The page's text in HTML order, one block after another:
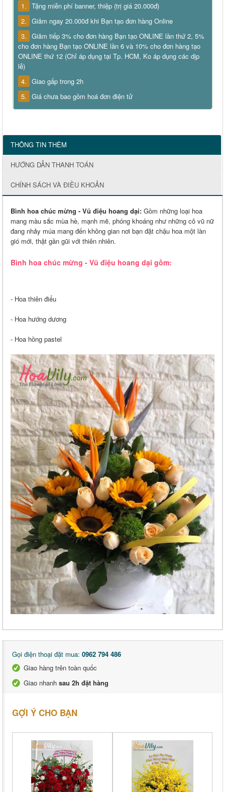
1. Tặng miễn phí banner, thiệp (trị giá 20.000đ)
2. Giảm ngay 20.000đ khi Bạn tạo đơn hàng Online
3. Giảm tiếp 3% cho đơn hàng Bạn tạo ONLINE lần thứ 2, 5%
cho đơn hàng Bạn tạo ONLINE lần 6 và 10% cho đơn hàng tạo
ONLINE thứ 12 (Chỉ áp dụng tại Tp. HCM, Ko áp dụng các dịp
lễ)
4. Giao gấp trong 2h
5. Giá chưa bao gồm hoá đơn điện tử
THÔNG TIN THÊM
HƯỚNG DẪN THANH TOÁN
CHÍNH SÁCH VÀ ĐIỀU KHOẢN
Bình hoa chúc mừng - Vũ điệu hoang dại: Gồm những loại hoa
mang màu sắc mùa hè, mạnh mẽ, phóng khoáng như những cô vũ nữ
đang nhảy múa mang đến không gian nơi bạn đặt chậu hoa một làn
gió mới, thật gần gũi với thiên nhiên.
Bình hoa chúc mừng - Vũ điệu hoang dại gồm:
- Hoa thiên điểu
- Hoa hướng dương
- Hoa hồng pastel
Gọi điện thoại đặt mua: 0962 794 486
Giao hàng trên toàn quốc
Giao nhanh sau 2h đặt hàng
GỢI Ý CHO BẠN